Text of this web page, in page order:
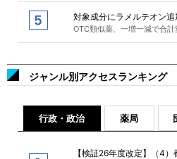
対象成分にラメルテオン追
OTC類似薬、一増一減で合計
ジャンル別アクセスランキング
行政・政治 薬局
【検証26年度改定】（4